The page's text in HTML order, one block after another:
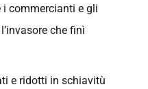
i commercianti e gli
che finì
e ridotti in schiavitù